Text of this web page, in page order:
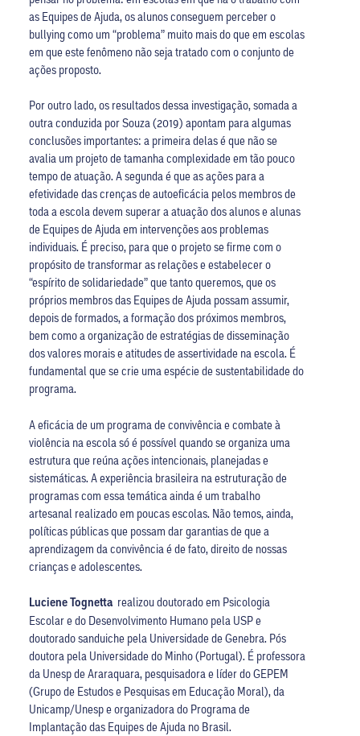
as Equipes de Ajuda, os alunos conseguem perceber o
bullying como um “problema” muito mais do que em escolas
em que este fenômeno não seja tratado com o conjunto de
ações proposto.
Por outro lado, os resultados dessa investigação, somada a
outra conduzida por Souza (2019) apontam para algumas
conclusões importantes: a primeira delas é que não se
avalia um projeto de tamanha complexidade em tão pouco
tempo de atuação. A segunda é que as ações para a
efetividade das crenças de autoeficácia pelos membros de
toda a escola devem superar a atuação dos alunos e alunas
de Equipes de Ajuda em intervenções aos problemas
individuais. É preciso, para que o projeto se firme com o
propósito de transformar as relações e estabelecer o
“espírito de solidariedade” que tanto queremos, que os
próprios membros das Equipes de Ajuda possam assumir,
depois de formados, a formação dos próximos membros,
bem como a organização de estratégias de disseminação
dos valores morais e atitudes de assertividade na escola. É
fundamental que se crie uma espécie de sustentabilidade do
programa.
A eficácia de um programa de convivência e combate à
violência na escola só é possível quando se organiza uma
estrutura que reúna ações intencionais, planejadas e
sistemáticas. A experiência brasileira na estruturação de
programas com essa temática ainda é um trabalho
artesanal realizado em poucas escolas. Não temos, ainda,
políticas públicas que possam dar garantias de que a
aprendizagem da convivência é de fato, direito de nossas
crianças e adolescentes.
Luciene Tognettarealizou doutorado em Psicologia
Escolar e do Desenvolvimento Humano pela USP e
doutorado sanduiche pela Universidade de Genebra. Pós
doutora pela Universidade do Minho (Portugal). É professora
da Unesp de Araraquara, pesquisadora e líder do GEPEM
(Grupo de Estudos e Pesquisas em Educação Moral), da
Unicamp/Unesp e organizadora do Programa de
Implantação das Equipes de Ajuda no Brasil.